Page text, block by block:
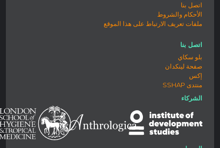
اتصل بنا
الأحكام والشروط
ملفات تعريف الارتباط على هذا الموقع
اتصل بنا
بلو سكاي
صفحة لينكدان
إكس
منتدى SSHAP
الشركاء